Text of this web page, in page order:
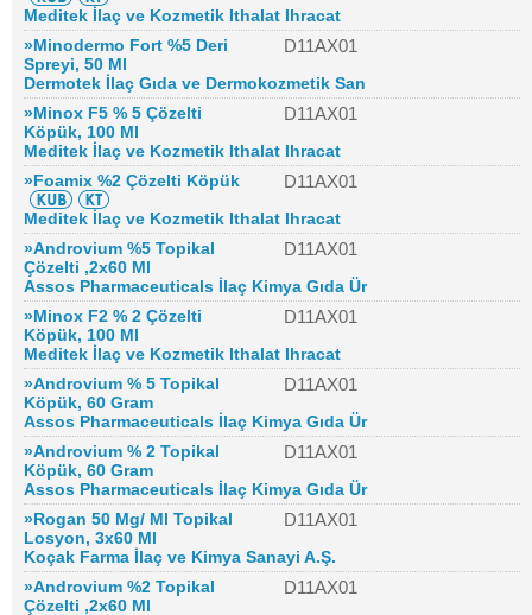
Meditek İlaç ve Kozmetik Ithalat Ihracat
»Minodermo Fort %5 Deri
Spreyi, 50 Ml
D11AX01
Dermotek İlaç Gıda ve Dermokozmetik San
»Minox F5 % 5 Çözelti
Köpük, 100 Ml
D11AX01
Meditek İlaç ve Kozmetik Ithalat Ihracat
»Foamix %2 Çözelti Köpük
D11AX01
Meditek İlaç ve Kozmetik Ithalat Ihracat
»Androvium %5 Topikal
Çözelti ,2x60 Ml
D11AX01
Assos Pharmaceuticals İlaç Kimya Gıda Ür
»Minox F2 % 2 Çözelti
Köpük, 100 Ml
D11AX01
Meditek İlaç ve Kozmetik Ithalat Ihracat
»Androvium % 5 Topikal
Köpük, 60 Gram
D11AX01
Assos Pharmaceuticals İlaç Kimya Gıda Ür
»Androvium % 2 Topikal
Köpük, 60 Gram
D11AX01
Assos Pharmaceuticals İlaç Kimya Gıda Ür
»Rogan 50 Mg/ Ml Topikal
Losyon, 3x60 Ml
D11AX01
Koçak Farma İlaç ve Kimya Sanayi A.Ş.
»Androvium %2 Topikal
Çözelti ,2x60 Ml
D11AX01